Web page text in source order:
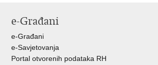
FacebookuTwitteru
e-Građani
e-Građani
e-Savjetovanja
Portal otvorenih podataka RH